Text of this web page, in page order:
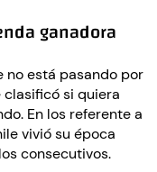
ganadora
no está pasando por
clasificó si quiera
En los referente a
vivió su época
consecutivos.